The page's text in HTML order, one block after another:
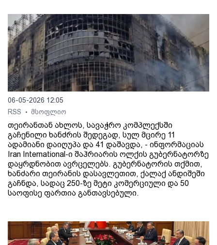
06-05-2026 12:05
RSS
• მსოფლიო
თეირანთან ახლოს, სავაჭრო კომპლექსში
გაჩენილი ხანძრის შედეგად, სულ მცირე 11
ადამიანი დაიღუპა და 41 დაშავდა, - ინფორმაციას
Iran International-ი შაჰრიარის ოლქის გუბერნატორზე
დაყრდნობით ავრცელებს. გუბერნატორის თქმით,
ხანძარი თეირანის დასავლეთით, ქალაქ ანდიშეში
გაჩნდა, სადაც 250-ზე მეტი კომერციული და 50
საოფისე ფართია განთავსებული.